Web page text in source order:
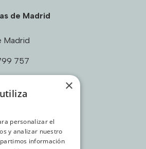
de Madrid
Madrid
757
×
personalizar el
y analizar nuestro
información